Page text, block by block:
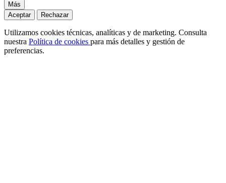
Más
Aceptar
Rechazar
Utilizamos cookies técnicas, analíticas y de marketing. Consulta
nuestra Política de cookies para más detalles y gestión de
preferencias.